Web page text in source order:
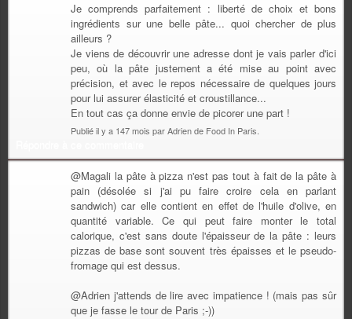
Je comprends parfaitement : liberté de choix et bons
ingrédients sur une belle pâte... quoi chercher de plus
ailleurs ?
Je viens de découvrir une adresse dont je vais parler d'ici
peu, où la pâte justement a été mise au point avec
précision, et avec le repos nécessaire de quelques jours
pour lui assurer élasticité et croustillance...
En tout cas ça donne envie de picorer une part !
Publié il y a 147 mois par Adrien de Food In Paris.
@Magali la pâte à pizza n'est pas tout à fait de la pâte à
pain (désolée si j'ai pu faire croire cela en parlant
sandwich) car elle contient en effet de l'huile d'olive, en
quantité variable. Ce qui peut faire monter le total
calorique, c'est sans doute l'épaisseur de la pâte : leurs
pizzas de base sont souvent très épaisses et le pseudo-
fromage qui est dessus.
@Adrien j'attends de lire avec impatience ! (mais pas sûr
que je fasse le tour de Paris ;-))